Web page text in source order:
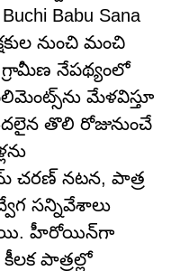
Babu Sana
నుంచి మంచి
గ్రామీణ నేపథ్యంలో
మేళవిస్తూ
తొలి రోజునుంచే
నటన, పాత్ర
సన్నివేశాలు
హీరోయిన్‌గా
పాత్రల్లో